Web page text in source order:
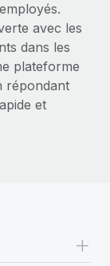
avec les
dans les
plateforme
répondant
et
+